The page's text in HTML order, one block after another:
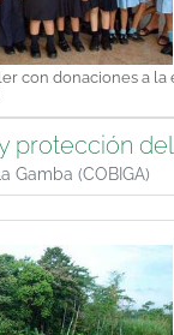
con donaciones a la
protección
Gamba (COBIGA)